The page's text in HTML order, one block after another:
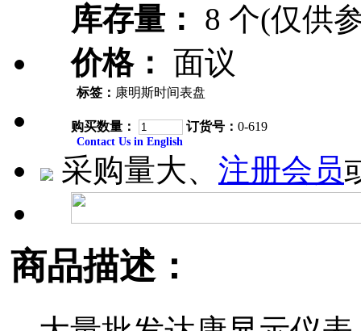
库存量：
8 个(仅供
价格： 面议
标签： 康明斯时间表盘
购买数量： 订货号： 0-619
Contact Us in English
采购量大、 注册会员
商品描述：